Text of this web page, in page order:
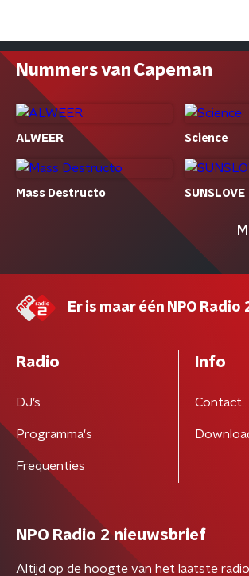
Nummers van Capeman
ALWEER Science
Mass Destructo SUNSLOVE
Er is maar één NPO Radio
Radio
DJ’s
Programma's
Frequenties
Info
Contact
NPO Radio 2 nieuwsbrief
Altijd op de hoogte van het laatste